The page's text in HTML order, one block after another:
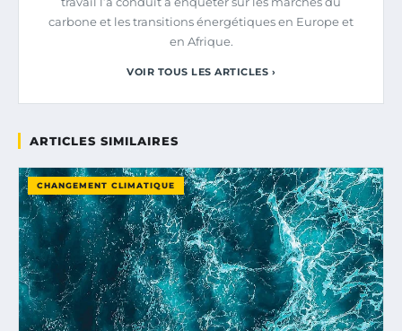
carbone et les transitions énergétiques en Europe et
en Afrique.
VOIR TOUS LES ARTICLES ›
ARTICLES SIMILAIRES
CHANGEMENT CLIMATIQUE